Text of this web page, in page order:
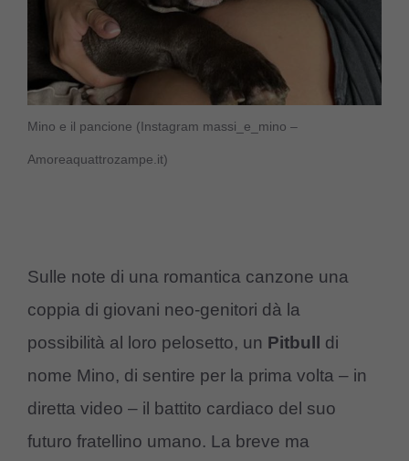
Mino e il pancione (Instagram massi_e_mino –
Amoreaquattrozampe.it)
Sulle note di una romantica canzone una
coppia di giovani neo-genitori dà la
possibilità al loro pelosetto, un Pitbull di
nome Mino, di sentire per la prima volta – in
diretta video – il battito cardiaco del suo
futuro fratellino umano. La breve ma